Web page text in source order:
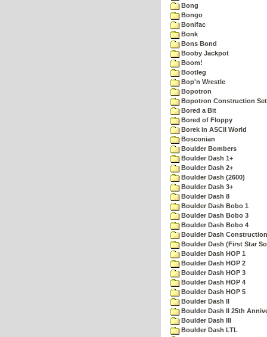
Bong
Bongo
Bonifac
Bonk
Bons Bond
Booby Jackpot
Boom!
Bootleg
Bop'n Wrestle
Bopotron
Bopotron Construction Set
Bored a Bit
Bored of Floppy
Borek in ASCII World
Bosconian
Boulder Bombers
Boulder Dash 1+
Boulder Dash 2+
Boulder Dash (2600)
Boulder Dash 3+
Boulder Dash 8
Boulder Dash Bobo 1
Boulder Dash Bobo 3
Boulder Dash Bobo 4
Boulder Dash
Boulder Dash (First Star
Boulder Dash HOP 1
Boulder Dash HOP 2
Boulder Dash HOP 3
Boulder Dash HOP 4
Boulder Dash HOP 5
Boulder Dash II
Boulder Dash II 25th
Boulder Dash III
Boulder Dash LTL